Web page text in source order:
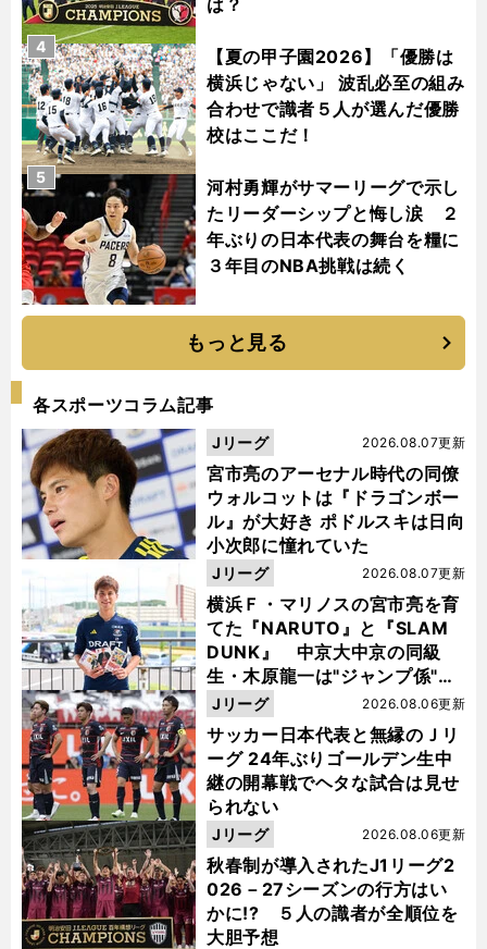
【夏の甲子園2026】「優勝は
横浜じゃない」 波乱必至の組み
合わせで識者５人が選んだ優勝
校はここだ！
4
河村勇輝がサマーリーグで示し
たリーダーシップと悔し涙 ２
年ぶりの日本代表の舞台を糧に
３年目のNBA挑戦は続く
5
もっと見る
各スポーツコラム記事
宮市亮のアーセナル時代の同僚
ウォルコットは『ドラゴンボー
ル』が大好き ポドルスキは日向
小次郎に憧れていた
2026.08.07更新
Jリーグ
横浜Ｆ・マリノスの宮市亮を育
てた『NARUTO』と『SLAM
DUNK』 中京大中京の同級
生・木原龍一は"ジャンプ係"だ
った
2026.08.07更新
Jリーグ
サッカー日本代表と無縁のＪリ
ーグ 24年ぶりゴールデン生中
継の開幕戦でヘタな試合は見せ
られない
2026.08.06更新
Jリーグ
秋春制が導入されたJ1リーグ2
026－27シーズンの行方はい
かに!? ５人の識者が全順位を
大胆予想
2026.08.06更新
Jリーグ